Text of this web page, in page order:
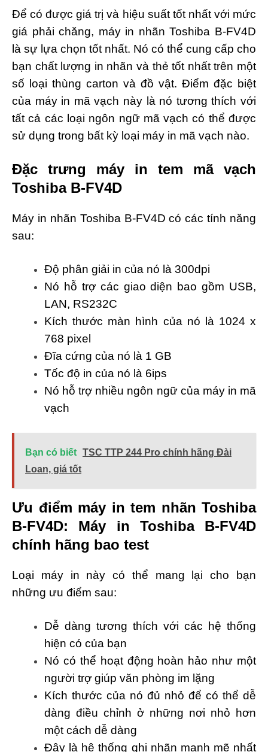
Để có được giá trị và hiệu suất tốt nhất với mức
giá phải chăng, máy in nhãn Toshiba B-FV4D
là sự lựa chọn tốt nhất. Nó có thể cung cấp cho
bạn chất lượng in nhãn và thẻ tốt nhất trên một
số loại thùng carton và đồ vật. Điểm đặc biệt
của máy in mã vạch này là nó tương thích với
tất cả các loại ngôn ngữ mã vạch có thể được
sử dụng trong bất kỳ loại máy in mã vạch nào.
Đặc trưng máy in tem mã vạch
Toshiba B-FV4D
Máy in nhãn Toshiba B-FV4D có các tính năng
sau:
Độ phân giải in của nó là 300dpi
Nó hỗ trợ các giao diện bao gồm USB,
LAN, RS232C
Kích thước màn hình của nó là 1024 x
768 pixel
Đĩa cứng của nó là 1 GB
Tốc độ in của nó là 6ips
Nó hỗ trợ nhiều ngôn ngữ của máy in mã
vạch
Bạn có biết TSC TTP 244 Pro chính hãng Đài
Loan, giá tốt
Ưu điểm máy in tem nhãn Toshiba
B-FV4D: Máy in Toshiba B-FV4D
chính hãng bao test
Loại máy in này có thể mang lại cho bạn
những ưu điểm sau:
Dễ dàng tương thích với các hệ thống
hiện có của bạn
Nó có thể hoạt động hoàn hảo như một
người trợ giúp văn phòng im lặng
Kích thước của nó đủ nhỏ để có thể dễ
dàng điều chỉnh ở những nơi nhỏ hơn
một cách dễ dàng
Đây là hệ thống ghi nhãn mạnh mẽ nhất